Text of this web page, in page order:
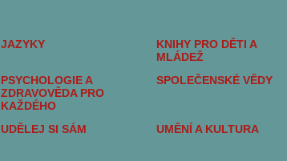
JAZYKY
KNIHY PRO DĚTI A
MLÁDEŽ
PSYCHOLOGIE A
ZDRAVOVĚDA PRO
KAŽDÉHO
SPOLEČENSKÉ VĚDY
UDĚLEJ SI SÁM UMĚNÍ A KULTURA